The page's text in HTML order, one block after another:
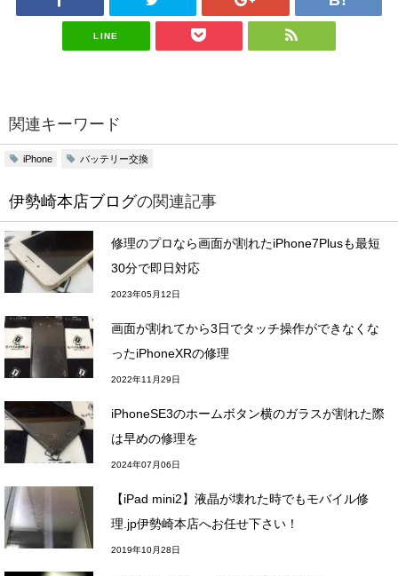
LINE
関連キーワード
iPhone バッテリー交換
伊勢崎本店ブログの関連記事
修理のプロなら画面が割れたiPhone7Plusも最短
30分で即日対応
2023年05月12日
画面が割れてから3日でタッチ操作ができなくな
ったiPhoneXRの修理
2022年11月29日
iPhoneSE3のホームボタン横のガラスが割れた際
は早めの修理を
2024年07月06日
【iPad mini2】液晶が壊れた時でもモバイル修
理.jp伊勢崎本店へお任せ下さい！
2019年10月28日